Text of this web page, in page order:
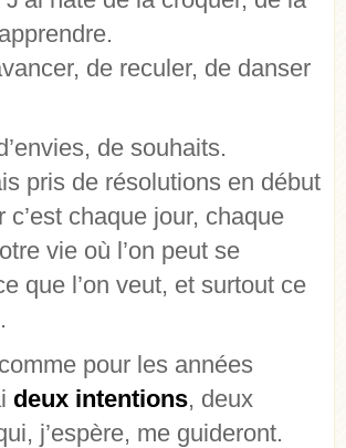
de reculer, de danser
de souhaits.
pris de résolutions en début
c’est chaque jour, chaque
vie où l’on peut se
que l’on veut, et surtout ce
pour les années
deux intentions, deux
j’espère, me guideront.